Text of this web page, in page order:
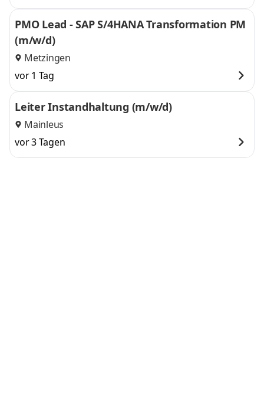
PMO Lead - SAP S/4HANA Transformation PM
(m/w/d)
Metzingen
vor 1 Tag
Leiter Instandhaltung (m/w/d)
Mainleus
vor 3 Tagen